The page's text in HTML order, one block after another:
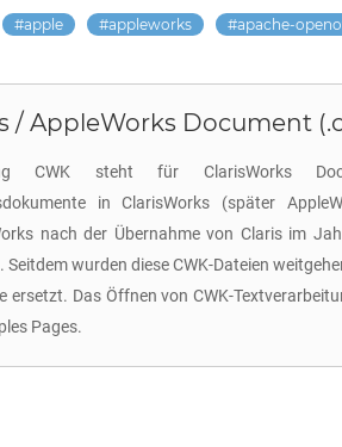
apple appleworks apache-
/ AppleWorks Document
CWK steht für ClarisWorks
in ClarisWorks (später
nach der Übernahme von Claris im
Seitdem wurden diese CWK-Dateien
ersetzt. Das Öffnen von CWK-
Pages.